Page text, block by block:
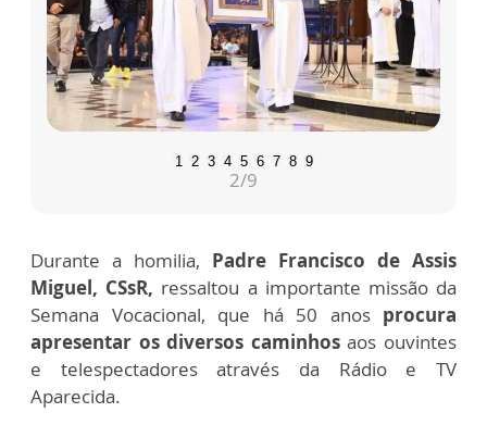
1 2 3 4 5 6 7 8 9
2/9
Durante a homilia, Padre Francisco de Assis
Miguel, CSsR, ressaltou a importante missão da
Semana Vocacional, que há 50 anos procura
apresentar os diversos caminhosaos ouvintes
e telespectadores através da Rádio e TV
Aparecida.